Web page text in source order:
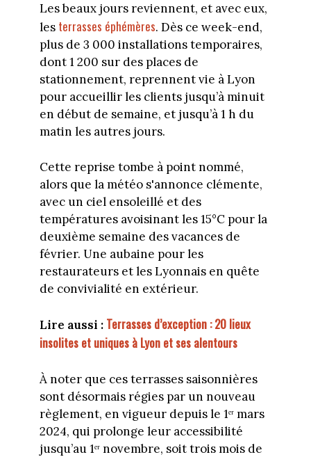
Les beaux jours reviennent, et avec eux,
les terrasses éphémères. Dès ce week-end,
plus de 3 000 installations temporaires,
dont 1 200 sur des places de
stationnement, reprennent vie à Lyon
pour accueillir les clients jusqu’à minuit
en début de semaine, et jusqu’à 1 h du
matin les autres jours.
Cette reprise tombe à point nommé,
alors que la météo s'annonce clémente,
avec un ciel ensoleillé et des
températures avoisinant les 15°C pour la
deuxième semaine des vacances de
février. Une aubaine pour les
restaurateurs et les Lyonnais en quête
de convivialité en extérieur.
Lire aussi : Terrasses d’exception : 20 lieux
insolites et uniques à Lyon et ses alentours
À noter que ces terrasses saisonnières
sont désormais régies par un nouveau
règlement, en vigueur depuis le 1ᵉʳ mars
2024, qui prolonge leur accessibilité
jusqu’au 1ᵉʳ novembre, soit trois mois de